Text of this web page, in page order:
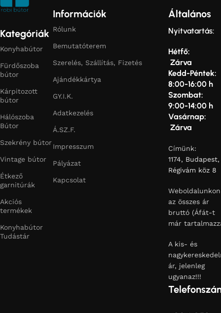
Kategóriák
Konyhabútor
Fürdőszoba
bútor
Kárpitozott
bútor
Hálószoba
Bútor
Szekrény bútor
Vintage bútor
Étkező
garnitúrák
Akciós
termékek
Konyhabútor
Tudástár
Információk
Rólunk
Bemutatóterem
Szerelés, Szállítás, Fizetés
Ajándékkártya
GY.I.K.
Adatkezelés
Á.SZ.F.
Impresszum
Pályázat
Kapcsolat
Általános
Nyitvatartás:
Hétfő:
Zárva
Kedd-Péntek:
8:00-16:00 h
Szombat:
9:00-14:00 h
Vasárnap:
Zárva
Címünk:
1174, Budapest,
Régivám köz 8
Weboldalunkon
az összes ár
bruttó (Áfát-t
már
A kis- és
ár, jelenleg
ugyanaz!!!